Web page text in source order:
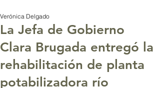
La Jefa de Gobierno
Clara Brugada entregó la
rehabilitación de planta
potabilizadora río
Verónica Delgado